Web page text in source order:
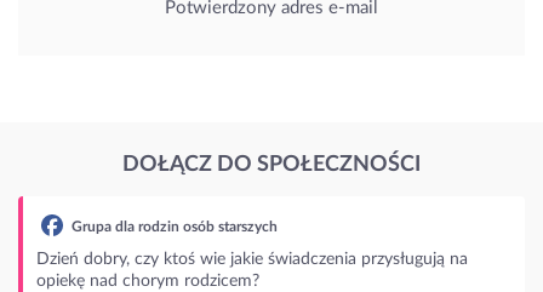
Potwierdzony adres e-mail
DOŁĄCZ DO SPOŁECZNOŚCI
świadczenia przysługują na